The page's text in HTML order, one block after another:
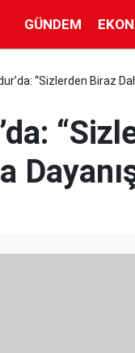
GÜNDEM
“Sizlerden Biraz